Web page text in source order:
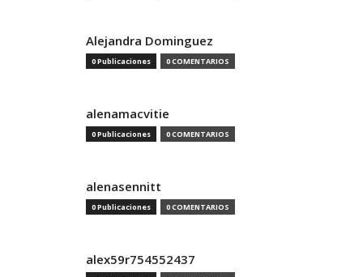
Alejandra Dominguez
0 Publicaciones 0 COMENTARIOS
alenamacvitie
0 Publicaciones 0 COMENTARIOS
alenasennitt
0 Publicaciones 0 COMENTARIOS
alex59r754552437